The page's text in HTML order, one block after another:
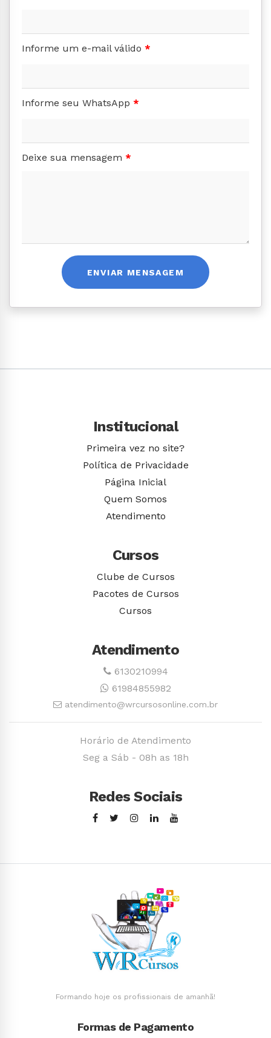
Informe um e-mail válido *
Informe seu WhatsApp *
Deixe sua mensagem *
ENVIAR MENSAGEM
Institucional
Primeira vez no site?
Política de Privacidade
Página Inicial
Quem Somos
Atendimento
Cursos
Clube de Cursos
Pacotes de Cursos
Cursos
Atendimento
6130210994
61984855982
atendimento@wrcursosonline.com.br
Horário de Atendimento
Seg a Sáb - 08h as 18h
Redes Sociais
Formando hoje os profissionais de amanhã!
Formas de Pagamento